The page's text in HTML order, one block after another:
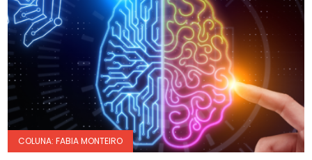
COLUNA: FABIA MONTEIRO